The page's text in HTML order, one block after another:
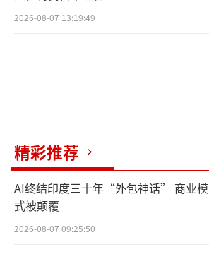
2026-08-07 13:19:49
精彩推荐
AI终结印度三十年“外包神话” 商业模
式被颠覆
2026-08-07 09:25:50